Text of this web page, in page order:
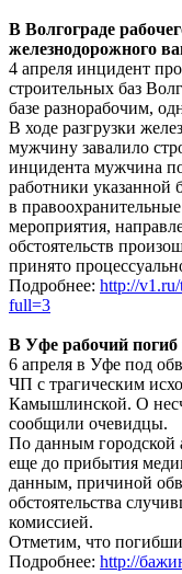
В Волгограде
железнодорожного
4 апреля инцидент
строительных баз
базе разнорабочим,
В ходе разгрузки
мужчину завалило
инцидента мужчина
работники указанной
в
мероприятия,
обстоятельств
принято
Подробнее: http://
full=3
В Уфе рабочий погиб
6 апреля в Уфе под
ЧП с трагическим
Камышлинской. О
сообщили очевидцы.
По данным городской
еще до прибытия
данным, причиной
обстоятельства
комиссией.
Отметим, что
Подробнее: http://